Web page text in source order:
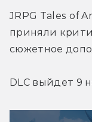
JRPG Tales of
приняли
сюжетное
DLC выйдет 9